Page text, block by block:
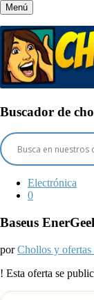
Menú
Buscador de
Electrónica
0
Baseus
porChollos y
! Esta oferta se